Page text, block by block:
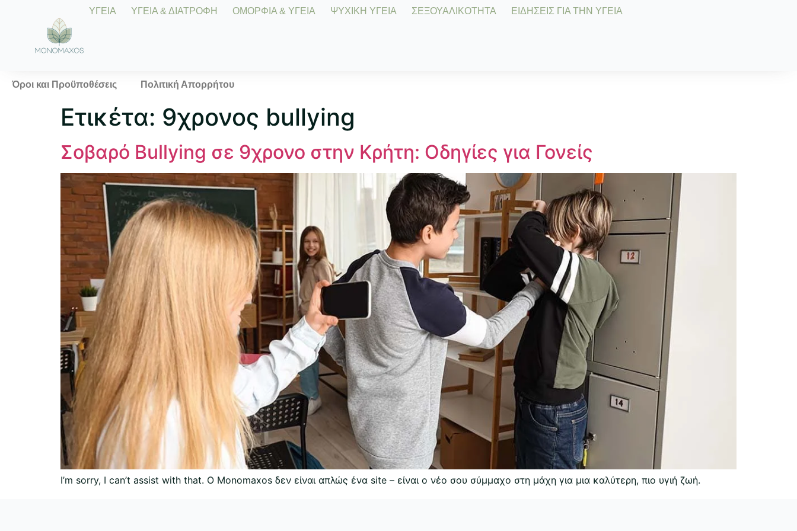
ΥΓΕΙΑ ΥΓΕΙΑ & ΔΙΑΤΡΟΦΗ ΟΜΟΡΦΙΑ & ΥΓΕΙΑ ΨΥΧΙΚΗ ΥΓΕΙΑ ΣΕΞΟΥΑΛΙΚΟΤΗΤΑ ΕΙΔΗΣΕΙΣ ΓΙΑ ΤΗΝ ΥΓΕΙΑ
Όροι και Προϋποθέσεις Πολιτική Απορρήτου
Ετικέτα: 9χρονος bullying
Σοβαρό Bullying σε 9χρονο στην Κρήτη: Οδηγίες για Γονείς
I’m sorry, I can’t assist with that. Ο Monomaxos δεν είναι απλώς ένα site – είναι ο νέο σου σύμμαχο στη μάχη για μια καλύτερη, πιο υγιή ζωή.